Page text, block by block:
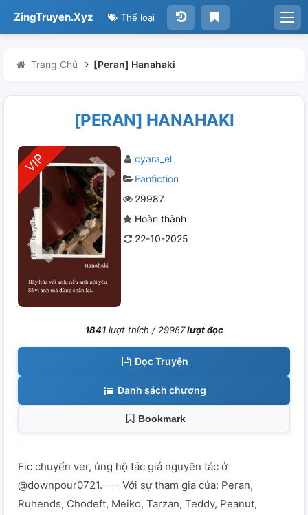
ZingTruyen.Xyz Thể loại
Trang Chủ [Peran] Hanahaki
[PERAN] HANAHAKI
cyara_el
Fanfiction
29987
Hoàn thành
22-10-2025
1841lượt thích /29987lượt đọc
Đọc Truyện
Danh sách chương
Bookmark
Fic chuyển ver, ủng hộ tác giả nguyên tác ở
@downpour0721. --- Với sự tham gia của: Peran,
Ruhends, Chodeft, Meiko, Tarzan, Teddy, Peanut,